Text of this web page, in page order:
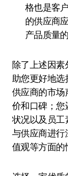
格也是客
的供应商
产品质量
除了上述因
助您更好地选
供应商的市场
价和口碑；您
状况以及员工
与供应商进行
值观等方面的